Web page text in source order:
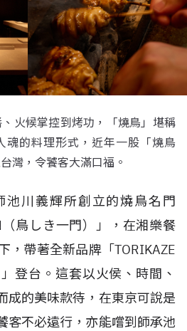
火候掌控到烤功，「燒鳥」堪稱
魂的料理形式，近年一股「燒鳥
灣，令饕客大滿口福。
池川義輝所創立的燒鳥名門
（鳥しき一門）」，在湘樂餐
，帶著全新品牌「TORIKAZE
」登台。這套以火侯、時間、
成的美味款待，在東京可說是
客不必遠行，亦能嚐到師承池